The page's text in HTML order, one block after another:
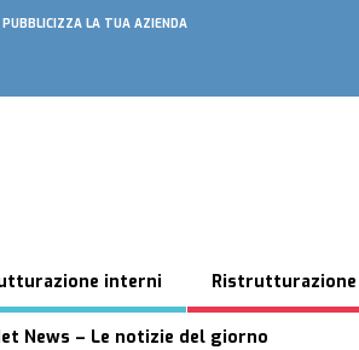
PUBBLICIZZA LA TUA AZIENDA
interni
News – Le notizie del giorno